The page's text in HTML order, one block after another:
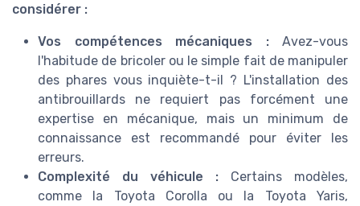
considérer :
Vos compétences mécaniques :Avez-vous
l'habitude de bricoler ou le simple fait de manipuler
des phares vous inquiète-t-il ? L'installation des
antibrouillards ne requiert pas forcément une
expertise en mécanique, mais un minimum de
connaissance est recommandé pour éviter les
erreurs.
Complexité du véhicule : Certains modèles,
comme la Toyota Corolla ou la Toyota Yaris,